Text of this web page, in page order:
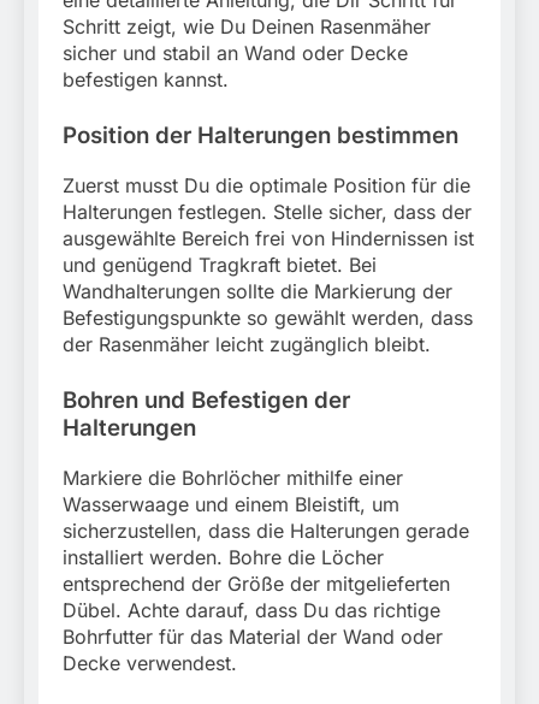
Schritt zeigt, wie Du Deinen Rasenmäher
sicher und stabil an Wand oder Decke
befestigen kannst.
Position der Halterungen bestimmen
Zuerst musst Du die optimale Position für die
Halterungen festlegen. Stelle sicher, dass der
ausgewählte Bereich frei von Hindernissen ist
und genügend Tragkraft bietet. Bei
Wandhalterungen sollte die Markierung der
Befestigungspunkte so gewählt werden, dass
der Rasenmäher leicht zugänglich bleibt.
Bohren und Befestigen der
Halterungen
Markiere die Bohrlöcher mithilfe einer
Wasserwaage und einem Bleistift, um
sicherzustellen, dass die Halterungen gerade
installiert werden. Bohre die Löcher
entsprechend der Größe der mitgelieferten
Dübel. Achte darauf, dass Du das richtige
Bohrfutter für das Material der Wand oder
Decke verwendest.